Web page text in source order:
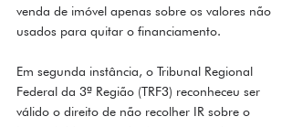
venda de imóvel apenas sobre os valores não
usados para quitar o financiamento.
Em segunda instância, o Tribunal Regional
Federal da 3ª Região (TRF3) reconheceu ser
válido o direito de não recolher IR sobre o